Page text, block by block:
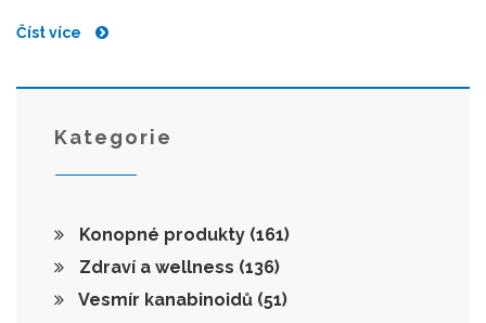
Číst více
Kategorie
Konopné produkty (161)
Zdraví a wellness (136)
Vesmír kanabinoidů (51)